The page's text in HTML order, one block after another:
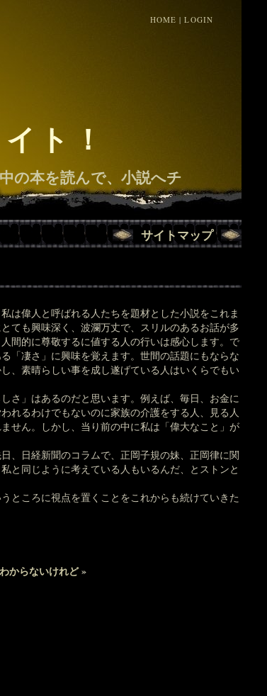
HOME |LOGIN
ト！
の本を読んで、小説へチ
サイトマップ
は偉人と呼ばれる人たちを題材とした小説をこれま
ても興味深く、波瀾万丈で、スリルのあるお話が多
間的に尊敬するに値する人の行いは感心します。で
「凄さ」に興味を覚えます。世間の話題にもならな
、素晴らしい事を成し遂げている人はいくらでもい
さ」はあるのだと思います。例えば、毎日、お金に
れるわけでもないのに家族の介護をする人、見る人
せん。しかし、当り前の中に私は「偉大なこと」が
、日経新聞のコラムで、正岡子規の妹、正岡律に関
と同じように考えている人もいるんだ、とストンと
ところに視点を置くことをこれからも続けていきた
からないけれど»